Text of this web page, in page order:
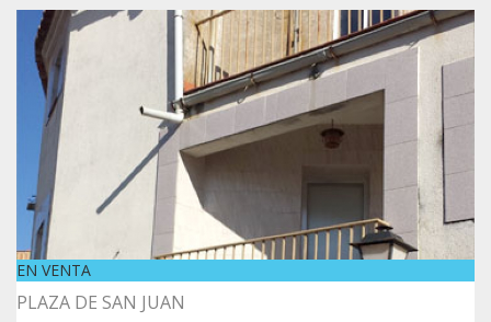
EN VENTA
PLAZA DE SAN JUAN